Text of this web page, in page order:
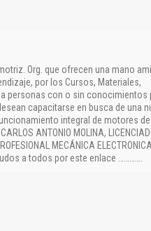
Org. que ofrecen una mano
por los Cursos, Materiales,
personas con o sin conocimientos
capacitarse en busca de una
integral de motores de
ANTONIO MOLINA,
MECÁNICA ELECTRONICA
a todos por este enlace ………….